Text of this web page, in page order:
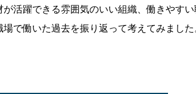
活躍できる雰囲気のいい組織、働きやす
で働いた過去を振り返って考えてみました